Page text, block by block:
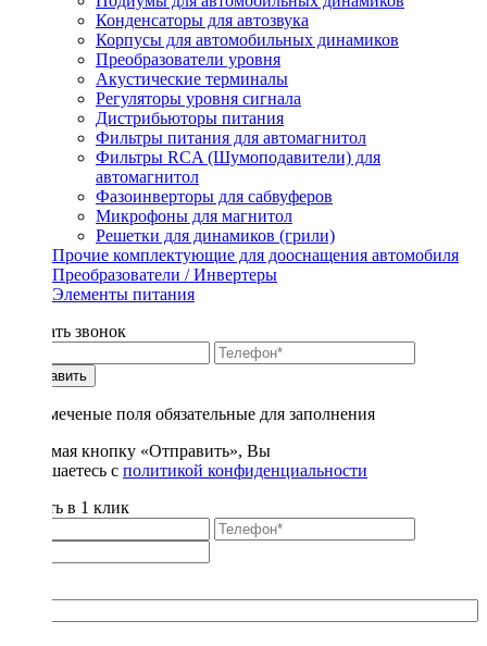
Конденсаторы для автозвука
Корпусы для автомобильных динамиков
Преобразователи уровня
Акустические терминалы
Регуляторы уровня сигнала
Дистрибьюторы питания
Фильтры питания для автомагнитол
Фильтры RCA (Шумоподавители) для
автомагнитол
Фазоинверторы для сабвуферов
Микрофоны для магнитол
Решетки для динамиков (грили)
Прочие комплектующие для дооснащения автомобиля
Преобразователи / Инвертеры
Элементы питания
Заказать звонок
Отправить
* - отмеченые поля обязательные для заполнения
Нажимая кнопку «Отправить», Вы
соглашаетесь с политикой конфиденциальности
Купить в 1 клик